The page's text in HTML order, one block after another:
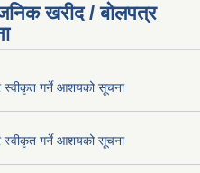
खरीद / बोलपत्र
स्वीकृत गर्ने आशयको सूचना
स्वीकृत गर्ने आशयको सूचना